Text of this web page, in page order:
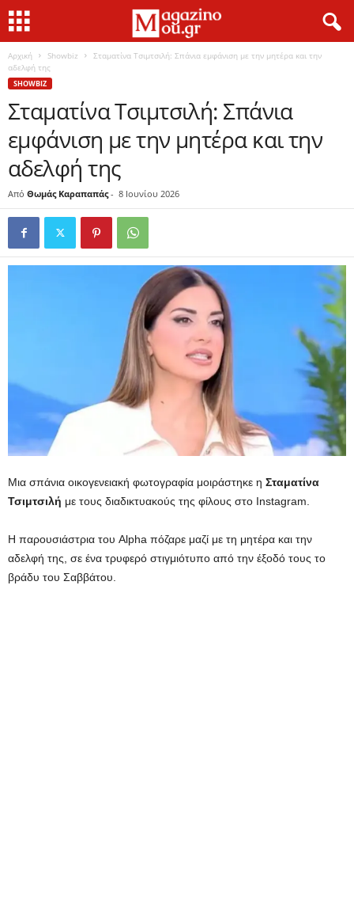
Αρχική Showbiz
Σταματίνα Τσιμτσιλή: Σπάνια εμφάνιση με την μητέρα και την
αδελφή της
SHOWBIZ
Σταματίνα Τσιμτσιλή: Σπάνια
εμφάνιση με την μητέρα και την
αδελφή της
Από Θωμάς Καραπαπάς- 8 Ιουνίου 2026
Μια σπάνια οικογενειακή φωτογραφία μοιράστηκε η Σταματίνα
Τσιμτσιλή με τους διαδικτυακούς της φίλους στο Instagram.
Η παρουσιάστρια του Alpha πόζαρε μαζί με τη μητέρα και την
αδελφή της, σε ένα τρυφερό στιγμιότυπο από την έξοδό τους το
βράδυ του Σαββάτου.